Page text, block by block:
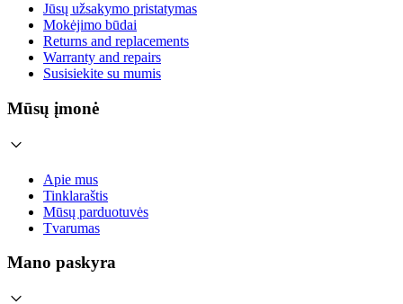
Jūsų užsakymo pristatymas
Mokėjimo būdai
Returns and replacements
Warranty and repairs
Susisiekite su mumis
Mūsų įmonė
Apie mus
Tinklaraštis
Mūsų parduotuvės
Tvarumas
Mano paskyra